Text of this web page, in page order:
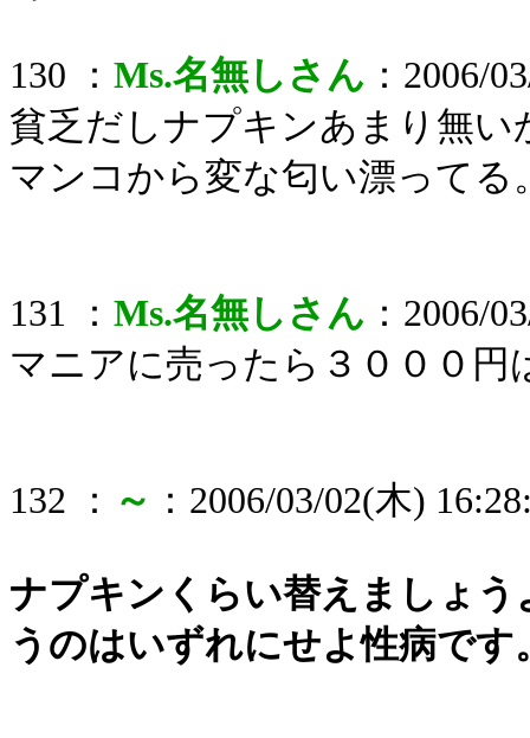
130 ： Ms.名無しさん ：2006/
貧乏だしナプキンあまり無
マンコから変な匂い漂ってる
131 ： Ms.名無しさん ：2006/
マニアに売ったら３０００円
132 ： ～ ：2006/03/02(木)
ナプキンくらい替えましょ
うのはいずれにせよ性病で